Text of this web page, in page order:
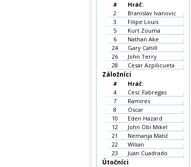
#
Hráč:
2
Branislav Ivanovic
3
Filipe Louis
5
Kurt Zouma
6
Nathan Ake
24
Gary Cahill
26
John Terry
28
Cesar Azpilicueta
Záložníci
#
Hráč:
4
Cesc Fabregas
7
Ramires
8
Oscar
10
Eden Hazard
12
John Obi Mikel
21
Nemanja Matić
22
Wilian
23
Juan Cuadrado
Útočníci